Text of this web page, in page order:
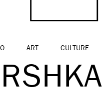
ART CULTURE